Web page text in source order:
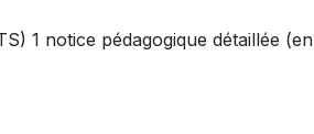
1 notice pédagogique détaillée (en